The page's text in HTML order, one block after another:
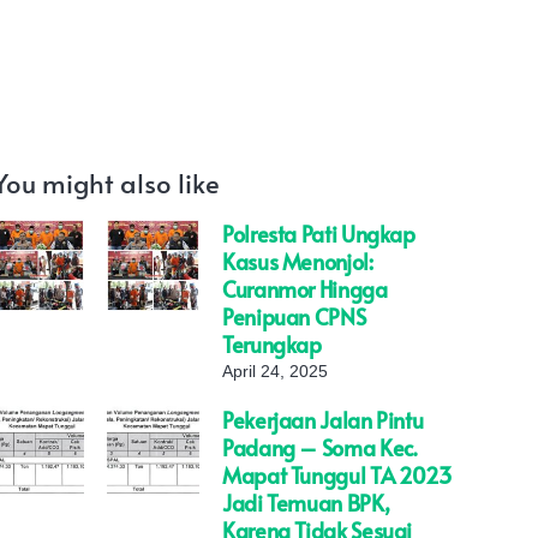
might also like
Polresta Pati Ungkap
Kasus Menonjol:
Curanmor Hingga
Penipuan CPNS
Terungkap
April 24, 2025
Pekerjaan Jalan Pintu
Padang – Soma Kec.
Mapat Tunggul TA 2023
Jadi Temuan BPK,
Karena Tidak Sesuai